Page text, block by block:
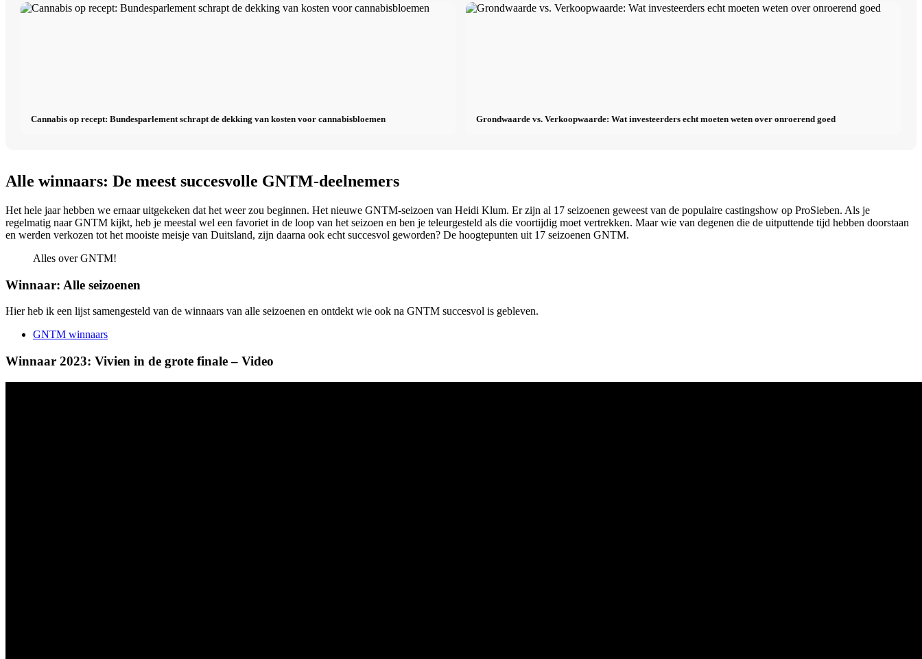
Cannabis op recept: Bundesparlement schrapt de dekking van kosten voor cannabisbloemen Grondwaarde vs. Verkoopwaarde: Wat investeerders echt moeten weten over onroerend goed
Alle winnaars: De meest succesvolle GNTM-deelnemers
Het hele jaar hebben we ernaar uitgekeken dat het weer zou beginnen. Het nieuwe GNTM-seizoen van Heidi Klum. Er zijn al 17 seizoenen geweest van de populaire castingshow op ProSieben. Als je
regelmatig naar GNTM kijkt, heb je meestal wel een favoriet in de loop van het seizoen en ben je teleurgesteld als die voortijdig moet vertrekken. Maar wie van degenen die de uitputtende tijd hebben doorstaan
en werden verkozen tot het mooiste meisje van Duitsland, zijn daarna ook echt succesvol geworden? De hoogtepunten uit 17 seizoenen GNTM.
Alles over GNTM!
Winnaar: Alle seizoenen
Hier heb ik een lijst samengesteld van de winnaars van alle seizoenen en ontdekt wie ook na GNTM succesvol is gebleven.
GNTM winnaars
Winnaar 2023: Vivien in de grote finale – Video